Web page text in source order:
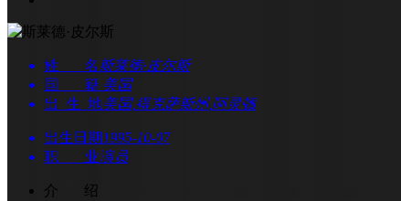
姓 名斯莱德·皮尔斯
国 籍 美国
出 生 地美国,得克萨斯州,阿灵顿
出生日期1995-10-07
职 业演员
介 绍